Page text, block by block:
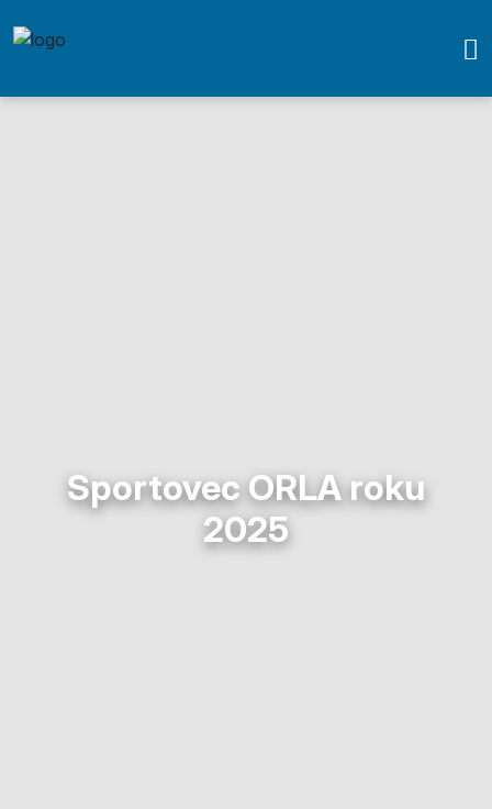
Sportovec ORLA roku
2025